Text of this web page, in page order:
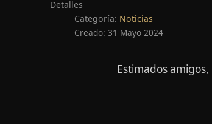
Detalles
Categoría: Noticias
Creado: 31 Mayo 2024
Estimados amigos,